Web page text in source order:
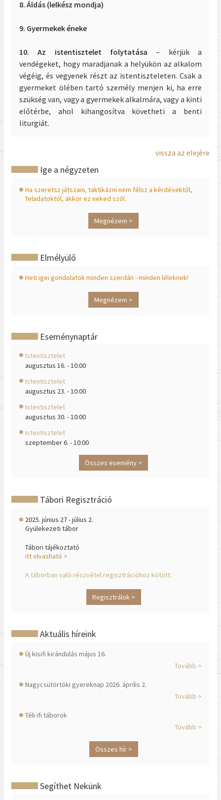
8. Áldás (lelkész mondja)
9. Gyermekek éneke
10. Az istentisztelet folytatása – kérjük a
vendégeket, hogy maradjanak a helyükön az alkalom
végéig, és vegyenek részt az istentiszteleten. Csak a
gyermeket ölében tartó személy menjen ki, ha erre
szükség van, vagy a gyermekek alkalmára, vagy a kinti
előtérbe, ahol kihangosítva követheti a benti
liturgiát.
vissza az elejére
Ige a négyzeten
Ha szeretsz játszani, taktikázni nem félsz a kérdésektől,
feladatoktól, akkor ez neked szól.
Megnézem >
Elmélyülő
Heti igei gondolatok minden szerdán - minden léleknek!
Megnézem >
Eseménynaptár
Istentisztelet
augusztus 16. - 10:00
Istentisztelet
augusztus 23. - 10:00
Istentisztelet
augusztus 30. - 10:00
Istentisztelet
szeptember 6. - 10:00
Összes esemény >
Tábori Regisztráció
2025. június 27 - július 2.
Gyülekezeti tábor
Tábori tájékoztató
itt olvasható >
A táborban való részvétel regisztrációhoz kötött.
Regisztrálok >
Aktuális híreink
Új kisifi kirándulás május 16.
Tovább >
Nagycsütörtöki gyereknap 2026. április 2.
Tovább >
Téli ifi táborok
Tovább >
Összes hír >
Segíthet Nekünk